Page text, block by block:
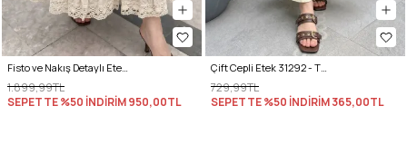
Fisto ve Nakış Detaylı Etek 2329 - BEJ
1.899,99TL
SEPETTE %50 İNDİRİM950,00TL
Çift Cepli Etek 31292 - TEREYAĞ SARISI
729,99TL
SEPETTE %50 İNDİRİM365,00TL